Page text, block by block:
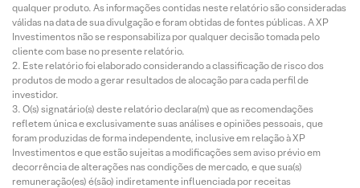
qualquer produto. As informações contidas neste relatório são consideradas
válidas na data de sua divulgação e foram obtidas de fontes públicas. A XP
Investimentos não se responsabiliza por qualquer decisão tomada pelo
cliente com base no presente relatório.
Este relatório foi elaborado considerando a classificação de risco dos
produtos de modo a gerar resultados de alocação para cada perfil de
investidor.
O(s) signatário(s) deste relatório declara(m) que as recomendações
refletem única e exclusivamente suas análises e opiniões pessoais, que
foram produzidas de forma independente, inclusive em relação à XP
Investimentos e que estão sujeitas a modificações sem aviso prévio em
decorrência de alterações nas condições de mercado, e que sua(s)
remuneração(es) é(são) indiretamente influenciada por receitas